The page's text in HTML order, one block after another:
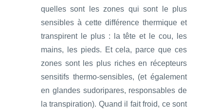
quelles sont les zones qui sont le plus
sensibles à cette différence thermique et
transpirent le plus : la tête et le cou, les
mains, les pieds. Et cela, parce que ces
zones sont les plus riches en récepteurs
sensitifs thermo-sensibles, (et également
en glandes sudoripares, responsables de
la transpiration). Quand il fait froid, ce sont